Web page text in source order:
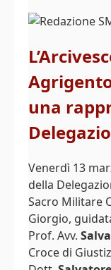
una
Venerdì 13
della
Sacro Militare
Giorgio,
Prof. Avv.
Croce di